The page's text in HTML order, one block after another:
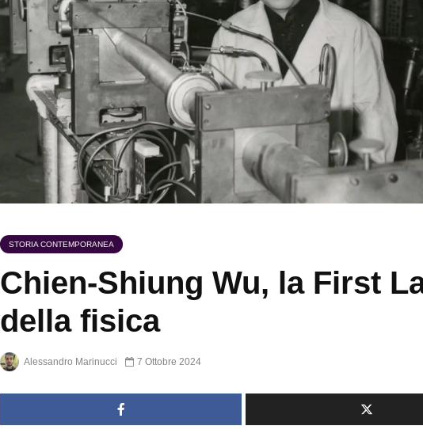
STORIA CONTEMPORANEA
Chien-Shiung Wu, la First
della fisica
Alessandro Marinucci 7 Ottobre 2024